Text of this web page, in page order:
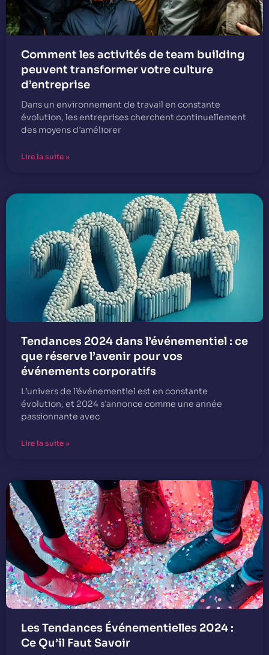
Comment les activités de team building
peuvent transformer votre culture
d’entreprise
Dans un environnement de travail en constante
évolution, les entreprises cherchent continuellement
des moyens d’améliorer
Lire la suite »
Tendances 2024 dans l’événementiel : ce
que réserve l’avenir pour vos
événements corporatifs
L’univers de l’événementiel est en constante
évolution, et 2024 s’annonce comme une année
passionnante avec
Lire la suite »
Les Tendances Événementielles 2024 :
Ce Qu’il Faut Savoir